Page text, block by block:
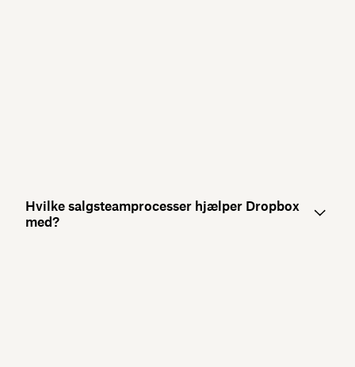
Hvilke salgsteamprocesser hjælper Dropbox
med?